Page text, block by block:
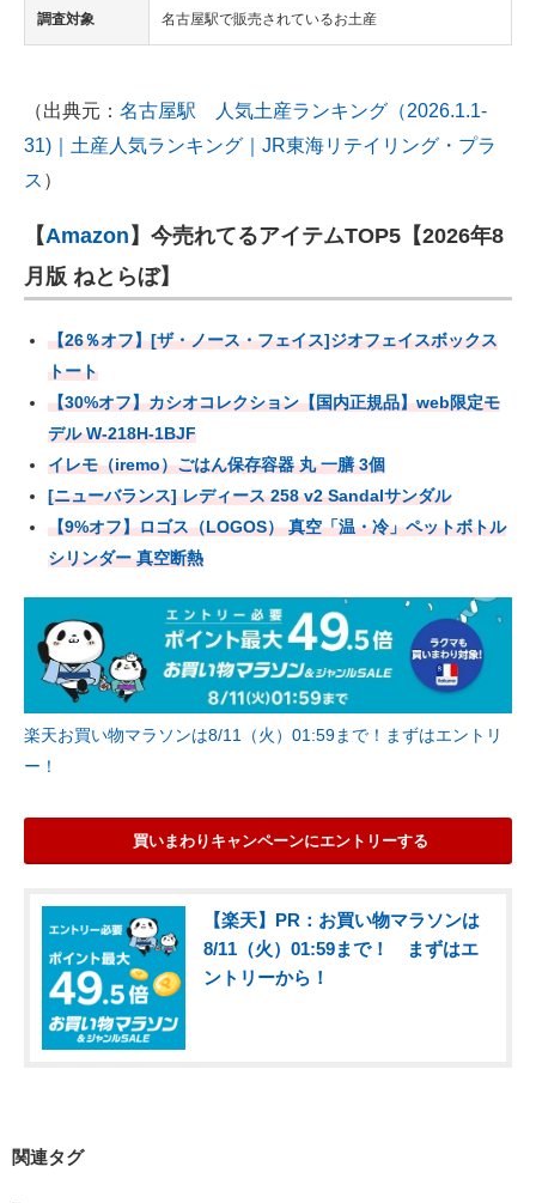
調査対象 名古屋駅で販売されているお土産
（出典元： 名古屋駅 人気土産ランキング（2026.1.1-
31)｜土産人気ランキング｜JR東海リテイリング・プラ
ス ）
【Amazon 】今売れてるアイテムTOP5【2026年8
月版 ねとらぼ】
【26％オフ】[ザ・ノース・フェイス]ジオフェイスボックス
トート
【30%オフ】カシオコレクション【国内正規品】web限定モ
デル W-218H-1BJF
イレモ（iremo）ごはん保存容器 丸 一膳 3個
[ニューバランス] レディース 258 v2 Sandalサンダル
【9%オフ】ロゴス（LOGOS） 真空「温・冷」ペットボトル
シリンダー 真空断熱
楽天お買い物マラソンは8/11（火）01:59まで！まずはエントリ
ー！
買いまわりキャンペーンにエントリーする
【楽天】PR：お買い物マラソンは
8/11（火）01:59まで！ まずはエ
ントリーから！
関連タグ